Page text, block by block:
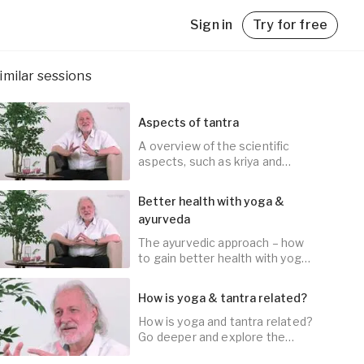
Sign in Try for free
sessions
10min
Aspects of tantra
A overview of the scientific
aspects, such as kriya and
10min
Better health with yoga &
ayurveda
The ayurvedic approach – how
to gain better health with yoga
How is yoga & tantra related?
How is yoga and tantra related?
Go deeper and explore the